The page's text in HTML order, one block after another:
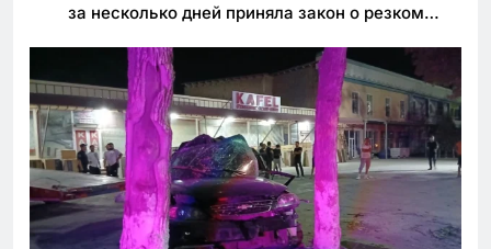
за несколько дней приняла закон о резком